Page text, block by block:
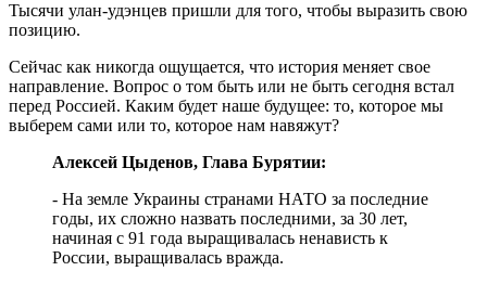
Тысячи улан-удэнцев пришли для того, чтобы выразить свою
позицию.
Сейчас как никогда ощущается, что история меняет свое
направление. Вопрос о том быть или не быть сегодня встал
перед Россией. Каким будет наше будущее: то, которое мы
выберем сами или то, которое нам навяжут?
Алексей Цыденов, Глава Бурятии:
- На земле Украины странами НАТО за последние
годы, их сложно назвать последними, за 30 лет,
начиная с 91 года выращивалась ненависть к
России, выращивалась вражда.